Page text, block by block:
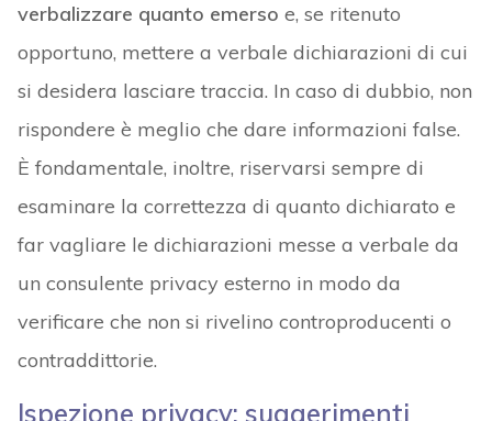
verbalizzare quanto emerso e, se ritenuto
opportuno, mettere a verbale dichiarazioni di cui
si desidera lasciare traccia. In caso di dubbio, non
rispondere è meglio che dare informazioni false.
È fondamentale, inoltre, riservarsi sempre di
esaminare la correttezza di quanto dichiarato e
far vagliare le dichiarazioni messe a verbale da
un consulente privacy esterno in modo da
verificare che non si rivelino controproducenti o
contraddittorie.
Ispezione privacy: suggerimenti